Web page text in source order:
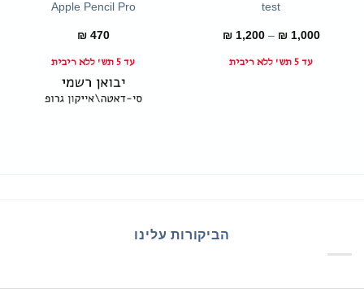
test
₪1,000
–
₪1,200
עד 5 תש' ללא ריבית
Apple Pencil Pro
₪470
עד 5 תש' ללא ריבית
הביקורות עלינו